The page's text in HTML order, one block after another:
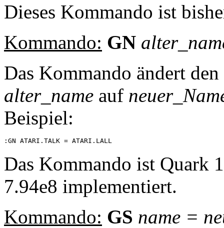
Dieses Kommando ist
Kommando: GN
Das Kommando ändert
alter_name auf
Beispiel:
Das Kommando ist Quark
7.94e8 implementiert.
Kommando: GS name =